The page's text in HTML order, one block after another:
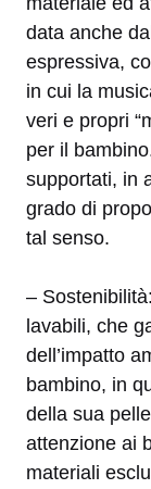
data anche
espressiva,
in cui la
veri e propri
per il
supportati, in
grado di
tal senso.
–
lavabili, che
dell’impatto
bambino, in
della sua
attenzione ai
materiali